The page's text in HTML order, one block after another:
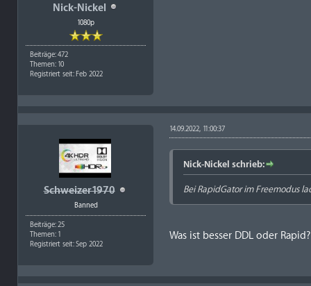
Nick-Nickel
1080p
Beiträge: 472
Themen: 10
Registriert seit: Feb 2022
Schweizer1970
Banned
Beiträge: 25
Themen: 1
Registriert seit: Sep 2022
14.09.2022, 11:00:37
Nick-Nickel schrieb:
Bei RapidGator im Freemodus
Was ist besser DDL oder Rapid?